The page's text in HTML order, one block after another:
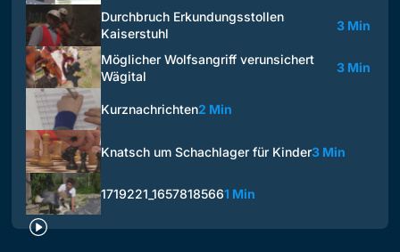
Durchbruch Erkundungsstollen
Kaiserstuhl
3 Min
Möglicher Wolfsangriff verunsichert
Wägital
3 Min
Kurznachrichten2 Min
Knatsch um Schachlager für Kinder3 Min
1719221_16578185661 Min